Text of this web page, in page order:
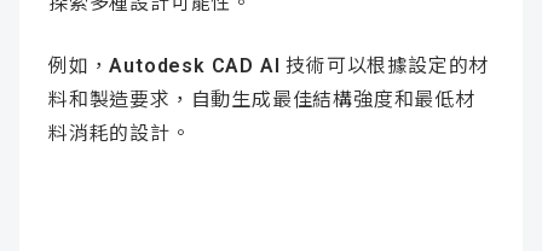
例如，Autodesk CAD AI 技術可以根據設定的材
料和製造要求，自動生成最佳結構強度和最低材
料消耗的設計。